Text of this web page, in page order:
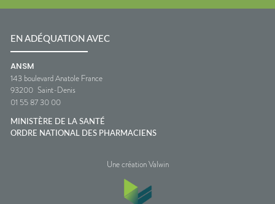
EN ADÉQUATION AVEC
ANSM
143 boulevard Anatole France
93200 Saint-Denis
01 55 87 30 00
MINISTÈRE DE LA SANTÉ
ORDRE NATIONAL DES PHARMACIENS
Une création Valwin